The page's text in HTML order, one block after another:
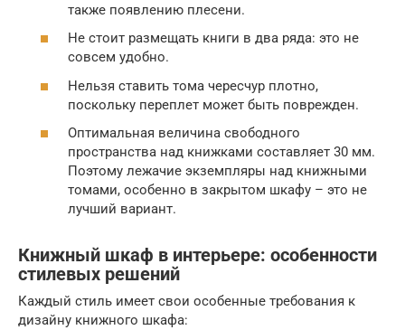
также появлению плесени.
Не стоит размещать книги в два ряда: это не
совсем удобно.
Нельзя ставить тома чересчур плотно,
поскольку переплет может быть поврежден.
Оптимальная величина свободного
пространства над книжками составляет 30 мм.
Поэтому лежачие экземпляры над книжными
томами, особенно в закрытом шкафу – это не
лучший вариант.
Книжный шкаф в интерьере: особенности
стилевых решений
Каждый стиль имеет свои особенные требования к
дизайну книжного шкафа: